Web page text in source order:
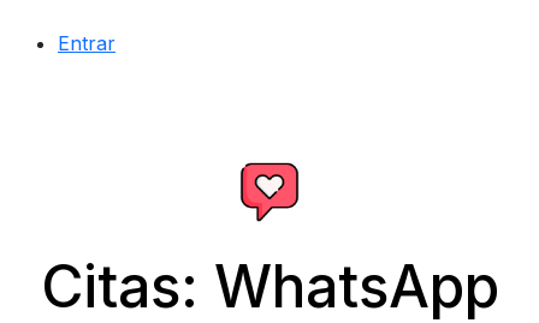
Entrar
Citas: WhatsApp